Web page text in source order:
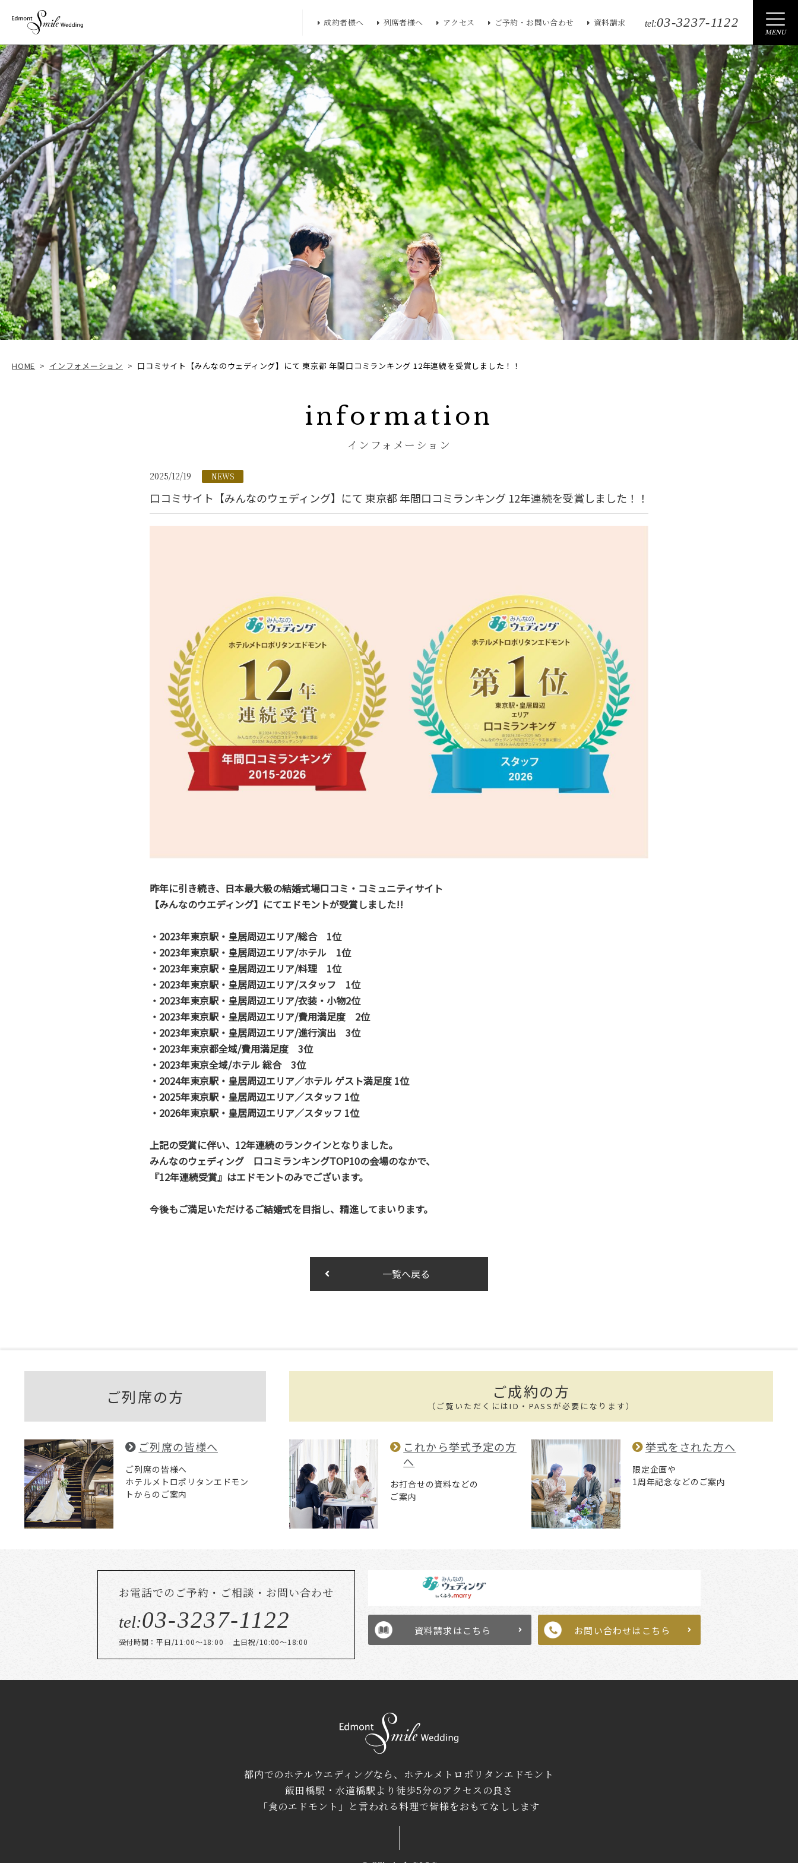
成約者様へ 列席者様へ アクセス ご予約・お問い合わせ 資料請求 tel:03-3237-1122
HOME > インフォメーション > 口コミサイト【みんなのウェディング】にて 東京都 年間口コミランキング 12年連続を受賞しました！！
インフォメーション
2025/12/19 NEWS
口コミサイト【みんなのウェディング】にて 東京都 年間口コミランキング 12年連続を受賞しました！！
昨年に引き続き、日本最大級の結婚式場口コミ・コミュニティサイト
【みんなのウエディング】にてエドモントが受賞しました!!
・2023年東京駅・皇居周辺エリア/総合 1位
・2023年東京駅・皇居周辺エリア/ホテル 1位
・2023年東京駅・皇居周辺エリア/料理 1位
・2023年東京駅・皇居周辺エリア/スタッフ 1位
・2023年東京駅・皇居周辺エリア/衣装・小物2位
・2023年東京駅・皇居周辺エリア/費用満足度 2位
・2023年東京駅・皇居周辺エリア/進行演出 3位
・2023年東京都全域/費用満足度 3位
・2023年東京全域/ホテル 総合 3位
・2024年東京駅・皇居周辺エリア／ホテル ゲスト満足度 1位
・2025年東京駅・皇居周辺エリア／スタッフ 1位
・2026年東京駅・皇居周辺エリア／スタッフ 1位
上記の受賞に伴い、12年連続のランクインとなりました。
みんなのウェディング 口コミランキングTOP10の会場のなかで、
『12年連続受賞』はエドモントのみでございます。
今後もご満足いただけるご結婚式を目指し、精進してまいります。
一覧へ戻る
ご列席の方
ご列席の皆様へ
ご列席の皆様へ
ホテルメトロポリタンエドモン
トからのご案内
ご成約の方
（ご覧いただくにはID・PASSが必要になります）
これから挙式予定の方
へ
お打合せの資料などの
ご案内
挙式をされた方へ
限定企画や
1周年記念などのご案内
お電話でのご予約・ご相談・お問い合わせ
tel:03-3237-1122
受付時間：平日/11:00～18:00 土日祝/10:00～18:00
資料請求はこちら お問い合わせはこちら
都内でのホテルウエディングなら、ホテルメトロポリタンエドモント
飯田橋駅・水道橋駅より徒歩5分のアクセスの良さ
「食のエドモント」と言われる料理で皆様をおもてなしします
MENU